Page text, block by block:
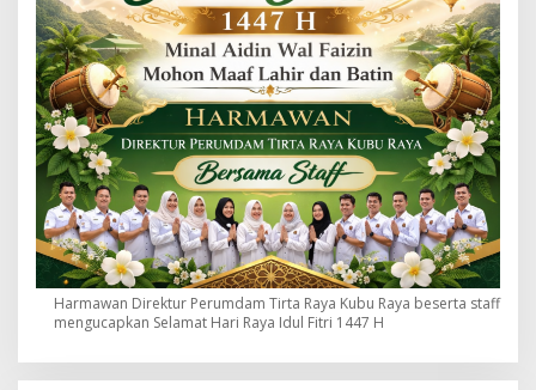
Harmawan Direktur Perumdam Tirta Raya Kubu Raya beserta staff
mengucapkan Selamat Hari Raya Idul Fitri 1447 H